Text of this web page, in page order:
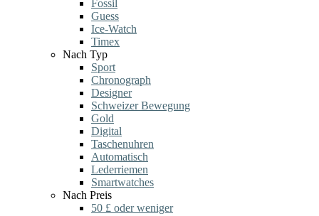
Fossil
Guess
Ice-Watch
Timex
Nach Typ
Sport
Chronograph
Designer
Schweizer Bewegung
Gold
Digital
Taschenuhren
Automatisch
Lederriemen
Smartwatches
Nach Preis
50 £ oder weniger